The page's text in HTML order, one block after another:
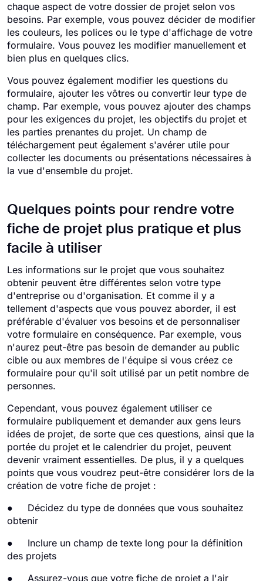
chaque aspect de votre dossier de projet selon vos
besoins. Par exemple, vous pouvez décider de modifier
les couleurs, les polices ou le type d'affichage de votre
formulaire. Vous pouvez les modifier manuellement et
bien plus en quelques clics.
Vous pouvez également modifier les questions du
formulaire, ajouter les vôtres ou convertir leur type de
champ. Par exemple, vous pouvez ajouter des champs
pour les exigences du projet, les objectifs du projet et
les parties prenantes du projet. Un champ de
téléchargement peut également s'avérer utile pour
collecter les documents ou présentations nécessaires à
la vue d'ensemble du projet.
Quelques points pour rendre votre
fiche de projet plus pratique et plus
facile à utiliser
Les informations sur le projet que vous souhaitez
obtenir peuvent être différentes selon votre type
d'entreprise ou d'organisation. Et comme il y a
tellement d'aspects que vous pouvez aborder, il est
préférable d'évaluer vos besoins et de personnaliser
votre formulaire en conséquence. Par exemple, vous
n'aurez peut-être pas besoin de demander au public
cible ou aux membres de l'équipe si vous créez ce
formulaire pour qu'il soit utilisé par un petit nombre de
personnes.
Cependant, vous pouvez également utiliser ce
formulaire publiquement et demander aux gens leurs
idées de projet, de sorte que ces questions, ainsi que la
portée du projet et le calendrier du projet, peuvent
devenir vraiment essentielles. De plus, il y a quelques
points que vous voudrez peut-être considérer lors de la
création de votre fiche de projet :
● Décidez du type de données que vous souhaitez
obtenir
● Inclure un champ de texte long pour la définition
des projets
● Assurez-vous que votre fiche de projet a l'air